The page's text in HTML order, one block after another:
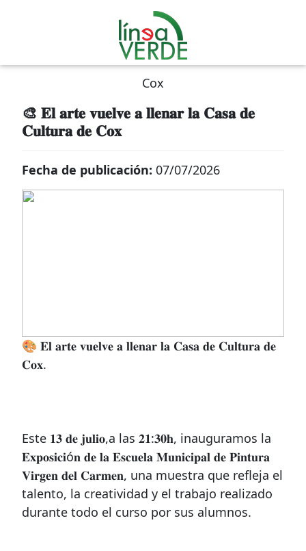
Cox
🎨 𝐄𝐥 𝐚𝐫𝐭𝐞 𝐯𝐮𝐞𝐥𝐯𝐞 𝐚 𝐥𝐥𝐞𝐧𝐚𝐫 𝐥𝐚 𝐂𝐚𝐬𝐚 𝐝𝐞
𝐂𝐮𝐥𝐭𝐮𝐫𝐚 𝐝𝐞 𝐂𝐨𝐱
Fecha de publicación: 07/07/2026
🎨 𝐄𝐥 𝐚𝐫𝐭𝐞 𝐯𝐮𝐞𝐥𝐯𝐞 𝐚 𝐥𝐥𝐞𝐧𝐚𝐫 𝐥𝐚 𝐂𝐚𝐬𝐚 𝐝𝐞 𝐂𝐮𝐥𝐭𝐮𝐫𝐚 𝐝𝐞
𝐂𝐨𝐱.
Este 𝟏𝟑 𝐝𝐞 𝐣𝐮𝐥𝐢𝐨,a las 𝟐𝟏:𝟑𝟎𝐡, inauguramos la
𝐄𝐱𝐩𝐨𝐬𝐢𝐜𝐢ó𝐧 𝐝𝐞 𝐥𝐚 𝐄𝐬𝐜𝐮𝐞𝐥𝐚 𝐌𝐮𝐧𝐢𝐜𝐢𝐩𝐚𝐥 𝐝𝐞 𝐏𝐢𝐧𝐭𝐮𝐫𝐚
𝐕𝐢𝐫𝐠𝐞𝐧 𝐝𝐞𝐥 𝐂𝐚𝐫𝐦𝐞𝐧, una muestra que refleja el
talento, la creatividad y el trabajo realizado
durante todo el curso por sus alumnos.